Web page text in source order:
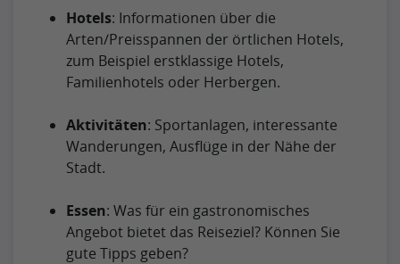
Hotels: Informationen über die
Arten/Preisspannen der örtlichen Hotels,
zum Beispiel erstklassige Hotels,
Familienhotels oder Herbergen.
Aktivitäten: Sportanlagen, interessante
Wanderungen, Ausflüge in der Nähe der
Stadt.
Essen: Was für ein gastronomisches
Angebot bietet das Reiseziel? Können Sie
gute Tipps geben?